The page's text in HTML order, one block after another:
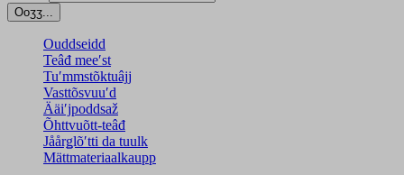
Ooʒʒ...
Ouddseidd
Teâđ meeʹst
Tuʹmmstõktuâjj
Vasttõsvuuʹd
Ääiʹjpoddsaž
Õhttvuõtt-teâđ
Jåårǥlõʹtti da tuulk
Mättmateriaalkaupp